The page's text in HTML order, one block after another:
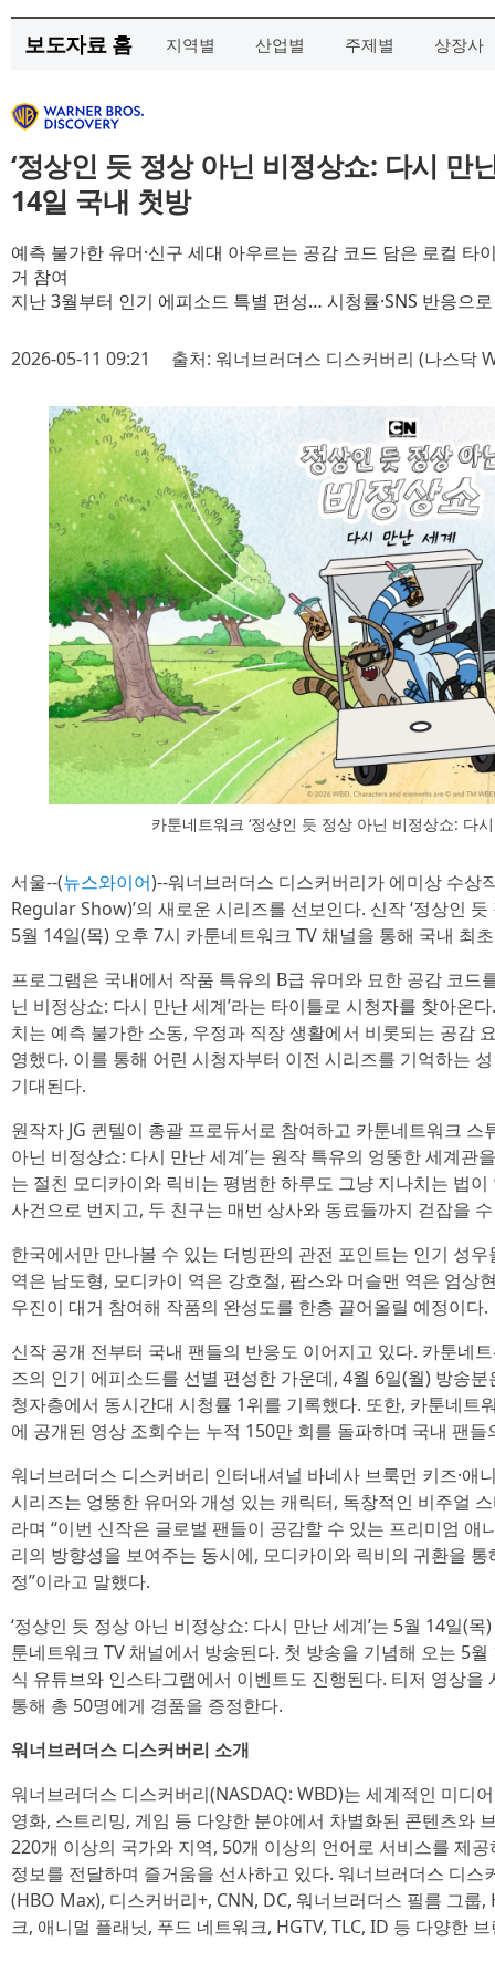
보도자료 홈 지역별 산업별 주제별 상장사
‘정상인 듯 정상 아닌 비정상쇼: 다시 만
14일 국내 첫방
예측 불가한 유머·신구 세대 아우르는 공감 코드 담은 로컬
거 참여
지난 3월부터 인기 에피소드 특별 편성… 시청률·SNS 반응으
2026-05-11 09:21 출처: 워너브러더스 디스커버리 (나스닥
카툰네트워크 ‘정상인 듯 정상 아닌 비정상쇼: 다
서울--(뉴스와이어)--워너브러더스 디스커버리가 에미상 수상
Regular Show)’의 새로운 시리즈를 선보인다. 신작 ‘정상인
5월 14일(목) 오후 7시 카툰네트워크 TV 채널을 통해 국내 최
프로그램은 국내에서 작품 특유의 B급 유머와 묘한 공감 코드
닌 비정상쇼: 다시 만난 세계’라는 타이틀로 시청자를 찾아온
치는 예측 불가한 소동, 우정과 직장 생활에서 비롯되는 공감
영했다. 이를 통해 어린 시청자부터 이전 시리즈를 기억하는
기대된다.
원작자 JG 퀸텔이 총괄 프로듀서로 참여하고 카툰네트워크 스
아닌 비정상쇼: 다시 만난 세계’는 원작 특유의 엉뚱한 세계관
는 절친 모디카이와 릭비는 평범한 하루도 그냥 지나치는 법
사건으로 번지고, 두 친구는 매번 상사와 동료들까지 걷잡을
한국에서만 만나볼 수 있는 더빙판의 관전 포인트는 인기 성
역은 남도형, 모디카이 역은 강호철, 팝스와 머슬맨 역은 엄상
우진이 대거 참여해 작품의 완성도를 한층 끌어올릴 예정이다.
신작 공개 전부터 국내 팬들의 반응도 이어지고 있다. 카툰네
즈의 인기 에피소드를 선별 편성한 가운데, 4월 6일(월) 방송
청자층에서 동시간대 시청률 1위를 기록했다. 또한, 카툰네트
에 공개된 영상 조회수는 누적 150만 회를 돌파하며 국내 팬
워너브러더스 디스커버리 인터내셔널 바네사 브룩먼 키즈·애
시리즈는 엉뚱한 유머와 개성 있는 캐릭터, 독창적인 비주얼
라며 “이번 신작은 글로벌 팬들이 공감할 수 있는 프리미엄
리의 방향성을 보여주는 동시에, 모디카이와 릭비의 귀환을
정”이라고 말했다.
‘정상인 듯 정상 아닌 비정상쇼: 다시 만난 세계’는 5월 14일(
툰네트워크 TV 채널에서 방송된다. 첫 방송을 기념해 오는 5
식 유튜브와 인스타그램에서 이벤트도 진행된다. 티저 영상
통해 총 50명에게 경품을 증정한다.
워너브러더스 디스커버리 소개
워너브러더스 디스커버리(NASDAQ: WBD)는 세계적인 미디
영화, 스트리밍, 게임 등 다양한 분야에서 차별화된 콘텐츠와
220개 이상의 국가와 지역, 50개 이상의 언어로 서비스를 제
정보를 전달하며 즐거움을 선사하고 있다. 워너브러더스 디
(HBO Max), 디스커버리+, CNN, DC, 워너브러더스 필름 그룹,
크, 애니멀 플래닛, 푸드 네트워크, HGTV, TLC, ID 등 다양한